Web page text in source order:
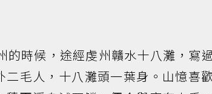
的時候，途經虔州贛水十八灘，寫
毛人，十八灘頭一葉身。山憶喜